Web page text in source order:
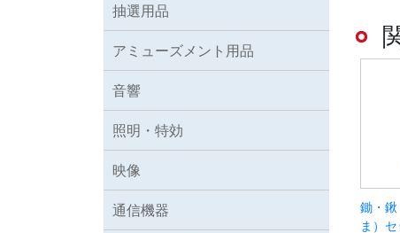
鋤・
ま）セ
抽選用品
アミューズメント用品
音響
照明・特効
映像
通信機器